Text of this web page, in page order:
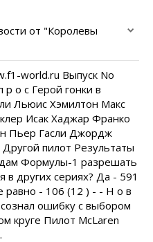
от "Королевы
world.ru Выпуск No
о с Герой гонки в
Льюис Хэмилтон Макс
Исак Хаджар Франко
Пьер Гасли Джордж
пилот Результаты
Формулы-1 разрешать
в других сериях? Да - 591
равно - 106 (12 ) - - Н о в
ошибку с выбором
круге Пилот McLaren